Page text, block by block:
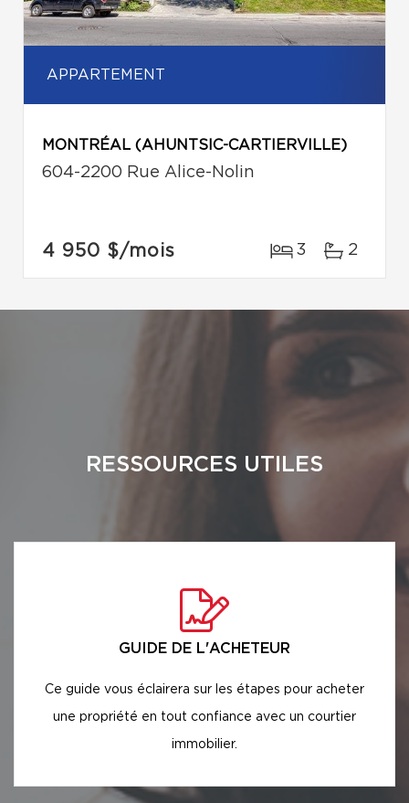
APPARTEMENT
MONTRÉAL (AHUNTSIC-CARTIERVILLE)
604-2200 Rue Alice-Nolin
4 950 $/mois 3 2
RESSOURCES UTILES
GUIDE DE L'ACHETEUR
Ce guide vous éclairera sur les étapes pour acheter
une propriété en tout confiance avec un courtier
immobilier.